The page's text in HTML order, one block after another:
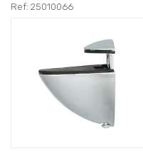
Ref: 25010066